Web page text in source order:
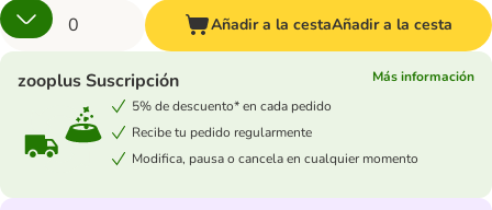
Añadir a la cestaAñadir a la cesta
zooplus Suscripción
Más información
5% de descuento* en cada pedido
Recibe tu pedido regularmente
Modifica, pausa o cancela en cualquier momento